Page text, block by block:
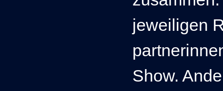
jeweiligen
Show.